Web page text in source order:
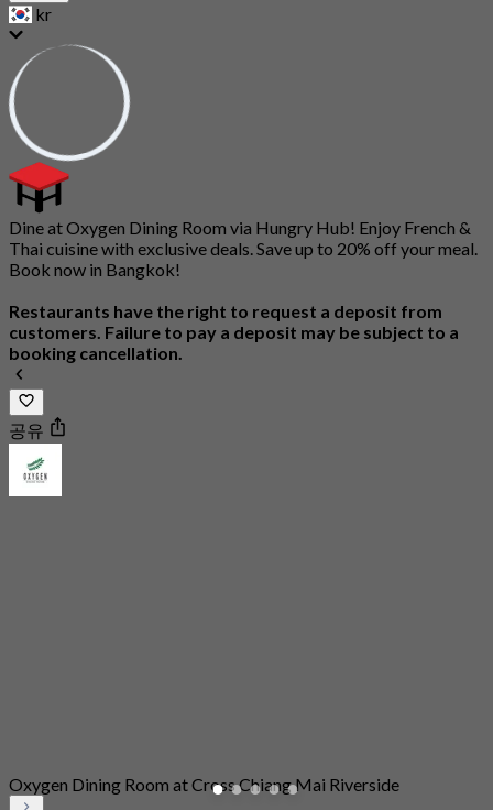
kr
Dine at Oxygen Dining Room via Hungry Hub! Enjoy French &
Thai cuisine with exclusive deals. Save up to 20% off your meal.
Book now in Bangkok!
Restaurants have the right to request a deposit from
customers. Failure to pay a deposit may be subject to a
booking cancellation.
공유
Oxygen Dining Room at Cross Chiang Mai Riverside